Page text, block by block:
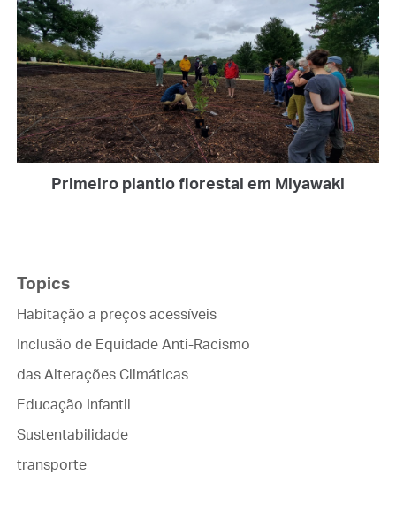
Primeiro plantio florestal em Miyawaki
Topics
Habitação a preços acessíveis
Inclusão de Equidade Anti-Racismo
das Alterações Climáticas
Educação Infantil
Sustentabilidade
transporte